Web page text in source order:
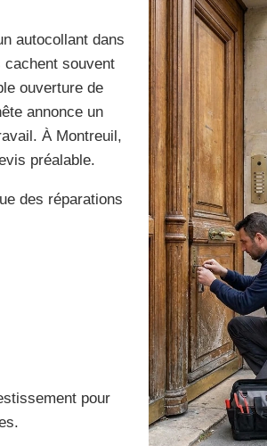
autocollant dans
cachent souvent
ouverture de
annonce un
À Montreuil,
préalable.
des réparations
pour